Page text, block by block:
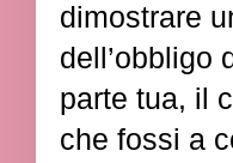
dimostrare
dell’obbligo
parte tua, il
che fossi a